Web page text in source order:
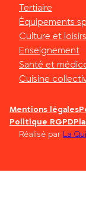
Tertiaire
Équipements
Culture et loisirs
Enseignement
Santé et
Cuisine
Mentions légales
Politique RGPD
Réalisé par La